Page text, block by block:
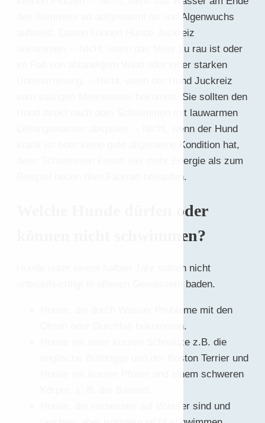
des Sommers so aufgewärmt ist und Algenwuchs
aufweist. Davon können Hunde Juckreiz
bekommen. – Nicht, wenn das Meer zu rau ist oder
im Fall von ablandigem Wind oder einer starken
Unterströmung. – Nicht, wenn der Hund Juckreiz
vom salzigen Meerwasser bekommt. Sie sollten den
Hund direkt nach dem Schwimmen mit lauwarmen
Leitungswasser abspülen. – Nicht, wenn der Hund
krank ist oder keine gute allgemeine Kondition hat,
denn Schwimmen kostet viel mehr Energie als zum
Beispiel neben dem Fahrrad herlaufen.
Welche Hunde dürfen oder
können nicht schwimmen?
Hunde unter einem halben Jahr sollten nicht
unbeaufsichtigt in offenen Gewässern baden.
Hunde, die durch Wasser Probleme mit den
Ohren oder Durchfall bekommen.
Hunde mit einer kurzen Schnauze z.B. die
englische Bulldogge und der Boston Terrier und
Hunde mit kurzen Pfoten und einem schweren
Hunde, die versessen auf Wasser sind und